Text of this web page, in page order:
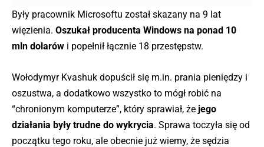
Były pracownik Microsoftu został skazany na 9 lat
więzienia. Oszukał producenta Windows na ponad 10
mln dolarów i popełnił łącznie 18 przestępstw.
Wołodymyr Kvashuk dopuścił się m.in. prania pieniędzy i
oszustwa, a dodatkowo wszystko to mógł robić na
“chronionym komputerze”, który sprawiał, że jego
działania były trudne do wykrycia. Sprawa toczyła się od
początku tego roku, ale obecnie już wiemy, że sędzia